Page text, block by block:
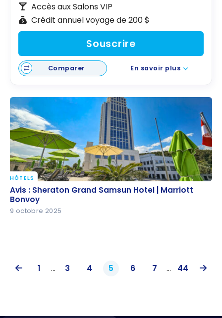
Accès aux Salons VIP
Crédit annuel voyage de 200 $
Souscrire
Comparer En savoir plus
Avis : Sheraton Grand Samsun Hotel | Marriott
Bonvoy
HÔTELS
Avis : Sheraton Grand Samsun Hotel | Marriott
Bonvoy
9 octobre 2025
1 ... 3 4 5 6 7 ... 44